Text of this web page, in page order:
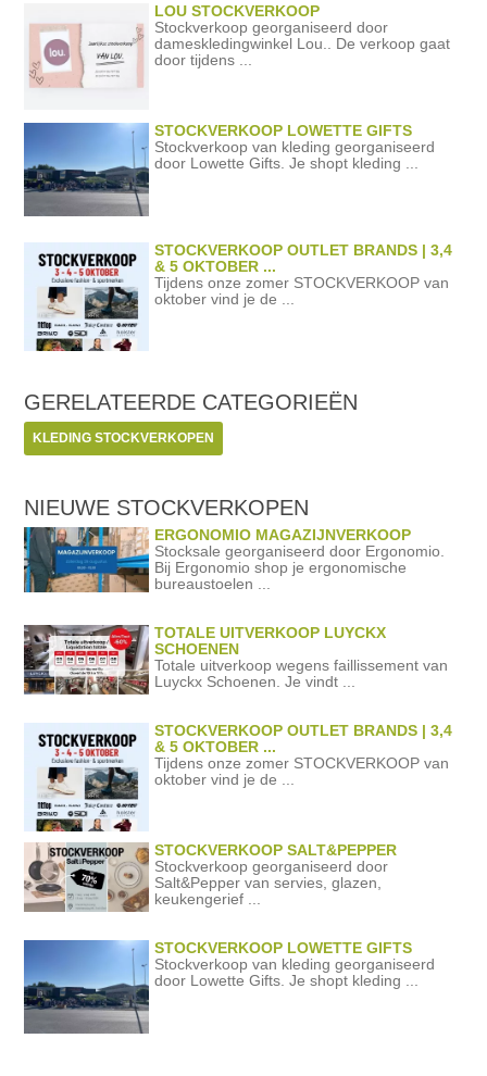
LOU STOCKVERKOOP
Stockverkoop georganiseerd door
dameskledingwinkel Lou.. De verkoop gaat
door tijdens ...
STOCKVERKOOP LOWETTE GIFTS
Stockverkoop van kleding georganiseerd
door Lowette Gifts. Je shopt kleding ...
STOCKVERKOOP OUTLET BRANDS | 3,4
& 5 OKTOBER ...
Tijdens onze zomer STOCKVERKOOP van
oktober vind je de ...
GERELATEERDE CATEGORIEËN
KLEDING STOCKVERKOPEN
NIEUWE STOCKVERKOPEN
ERGONOMIO MAGAZIJNVERKOOP
Stocksale georganiseerd door Ergonomio.
Bij Ergonomio shop je ergonomische
bureaustoelen ...
TOTALE UITVERKOOP LUYCKX
SCHOENEN
Totale uitverkoop wegens faillissement van
Luyckx Schoenen. Je vindt ...
STOCKVERKOOP OUTLET BRANDS | 3,4
& 5 OKTOBER ...
Tijdens onze zomer STOCKVERKOOP van
oktober vind je de ...
STOCKVERKOOP SALT&PEPPER
Stockverkoop georganiseerd door
Salt&Pepper van servies, glazen,
keukengerief ...
STOCKVERKOOP LOWETTE GIFTS
Stockverkoop van kleding georganiseerd
door Lowette Gifts. Je shopt kleding ...